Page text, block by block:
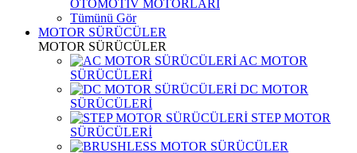
OTOMOTİV MOTORLARI
Tümünü Gör
MOTOR SÜRÜCÜLER
MOTOR SÜRÜCÜLER
AC MOTOR
SÜRÜCÜLERİ
DC MOTOR
SÜRÜCÜLERİ
STEP MOTOR
SÜRÜCÜLERİ